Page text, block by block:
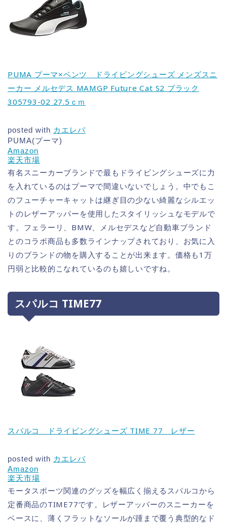
PUMA プーマ×ベンツ ドライビングシューズ メンズスニ
ーカー メルセデス MAMGP Future Cat S2 ブラック
305793-02 27.5ｃｍ
posted with カエレバ
PUMA(プーマ)
Amazon
楽天市場
有名スニーカーブランドで最もドライビングシューズに力
を入れているのはプーマで間違いないでしょう。中でもこ
のフューチャーキャットは継ぎ目の少ない綺麗なシルエッ
トのレザーアッパーを使用したスタイリッシュなモデルで
す。フェラーリ、BMW、メルセデスなど自動車ブランド
とのコラボ商品も多数ラインナップされており、お気に入
りのブランドの物を購入することが出来ます。価格も1万
円弱と比較的こなれているのも嬉しいですね。
スパルコ TIME77
スパルコ ドライビングシューズ TIME 77 レザー
posted with カエレバ
Amazon
楽天市場
モータスポーツ関連のグッズを幅広く揃えるスパルコから
定番商品のTIME77です。レザーアッパーのスニーカーを
ベースに、薄くフラットなソールが踵まで覆う典型的なド